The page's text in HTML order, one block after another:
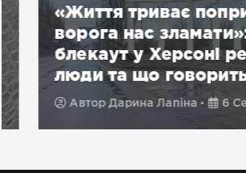
«Життя триває попри
ворога нас зламати»:
блекаут у Херсоні
люди та що говорить
АвторДарина Лапіна 6